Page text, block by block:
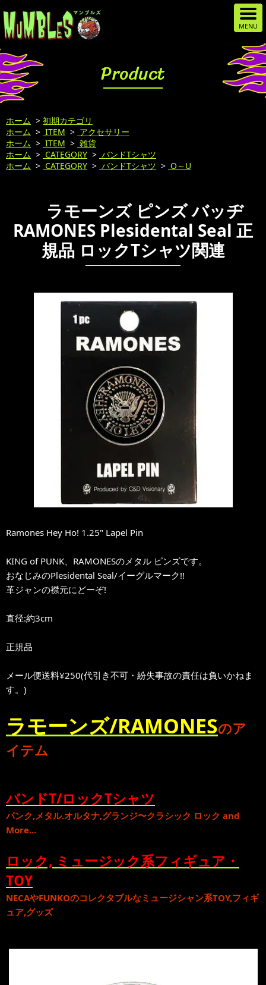
Product
ホーム > 初期カテゴリ
ホーム > ITEM > アクセサリー
ホーム > ITEM > 雑貨
ホーム > CATEGORY > バンドTシャツ
ホーム > CATEGORY > バンドTシャツ > O～U
ラモーンズ ピンズ バッヂ
RAMONES Plesidental Seal 正
規品 ロックTシャツ関連
Ramones Hey Ho! 1.25" Lapel Pin
KING of PUNK、RAMONESのメタル ピンズです。
おなじみのPlesidental Seal/イーグルマーク!!
革ジャンの襟元にどーぞ!
直径:約3cm
正規品
メール便送料¥250(代引き不可・紛失事故の責任は負いかねま
す。)
ラモーンズ/RAMONESのア
イテム
バンドT/ロックTシャツ
パンク,メタル.オルタナ,グランジ〜クラシック ロック and
More...
ロック, ミュージック系フィギュア・
TOY
NECAやFUNKOのコレクタブルなミュージシャン系TOY,フィギ
ュア,グッズ